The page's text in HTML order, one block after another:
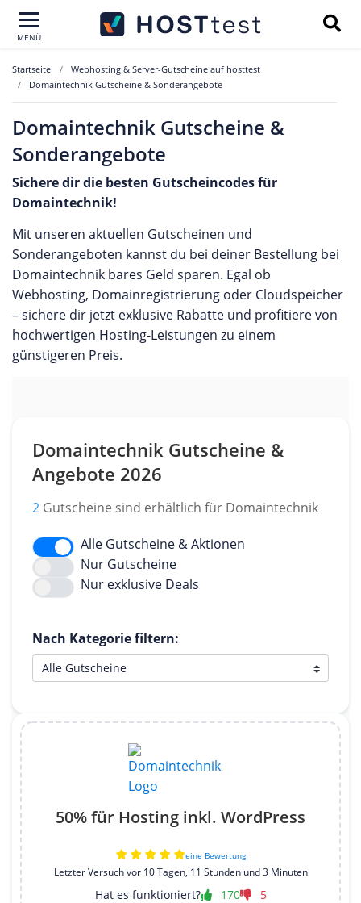
MENÜ
Startseite
Webhosting & Server-Gutscheine auf hosttest
Domaintechnik Gutscheine & Sonderangebote
Domaintechnik Gutscheine &
Sonderangebote
Sichere dir die besten Gutscheincodes für
Domaintechnik!
Mit unseren aktuellen Gutscheinen und
Sonderangeboten kannst du bei deiner Bestellung bei
Domaintechnik bares Geld sparen. Egal ob
Webhosting, Domainregistrierung oder Cloudspeicher
– sichere dir jetzt exklusive Rabatte und profitiere von
hochwertigen Hosting-Leistungen zu einem
günstigeren Preis.
Domaintechnik Gutscheine &
Angebote 2026
2 Gutscheine sind erhältlich für Domaintechnik
Alle Gutscheine & Aktionen
Nur Gutscheine
Nur exklusive Deals
Nach Kategorie filtern:
50% für Hosting inkl. WordPress
eine Bewertung
Letzter Versuch vor 10 Tagen, 11 Stunden und 3 Minuten
Hat es funktioniert? 170 5